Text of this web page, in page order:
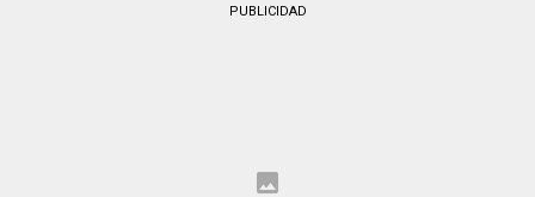
PUBLICIDAD